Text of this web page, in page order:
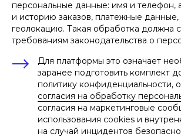
персональные данные: имя и телефон,
и историю заказов, платежные
геолокацию. Такая обработка должна
требованиям законодательства о
Для платформы это означает
заранее подготовить комплект
политику конфиденциальности,
согласия на обработку
согласия на маркетинговые
использования cookies и
на случай инцидентов